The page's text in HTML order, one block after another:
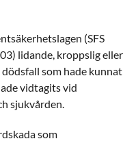
(SFS
lidande, kroppslig eller
som hade kunnat
vidtagits vid
sjukvården.
som